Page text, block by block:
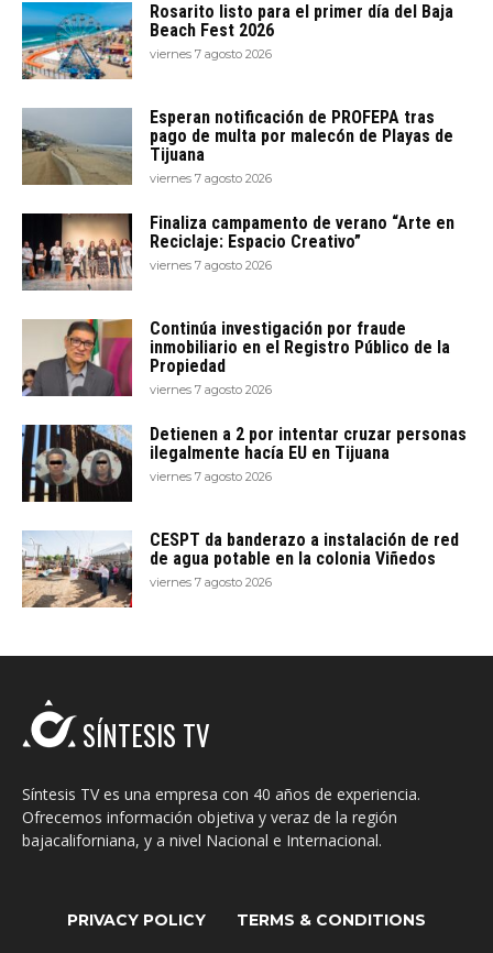
Rosarito listo para el primer día del Baja
Beach Fest 2026
viernes 7 agosto 2026
Esperan notificación de PROFEPA tras
pago de multa por malecón de Playas de
Tijuana
viernes 7 agosto 2026
Finaliza campamento de verano “Arte en
Reciclaje: Espacio Creativo”
viernes 7 agosto 2026
Continúa investigación por fraude
inmobiliario en el Registro Público de la
Propiedad
viernes 7 agosto 2026
Detienen a 2 por intentar cruzar personas
ilegalmente hacía EU en Tijuana
viernes 7 agosto 2026
CESPT da banderazo a instalación de red
de agua potable en la colonia Viñedos
viernes 7 agosto 2026
SÍNTESIS TV
Síntesis TV es una empresa con 40 años de experiencia.
Ofrecemos información objetiva y veraz de la región
bajacaliforniana, y a nivel Nacional e Internacional.
PRIVACY POLICY TERMS & CONDITIONS